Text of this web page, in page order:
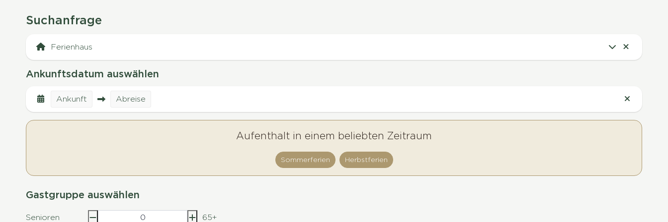
Suchanfrage
Ankunftsdatum auswählen
Ankunft Abreise
Aufenthalt in einem beliebten Zeitraum
Sommerferien Herbstferien
Gastgruppe auswählen
Senioren 65+